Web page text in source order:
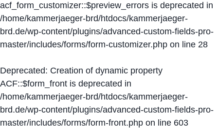
acf_form_customizer::$preview_errors is deprecated in
/home/kammerjaeger-brd/htdocs/kammerjaeger-
brd.de/wp-content/plugins/advanced-custom-fields-pro-
master/includes/forms/form-customizer.php on line 28
Deprecated: Creation of dynamic property
ACF::$form_front is deprecated in
/home/kammerjaeger-brd/htdocs/kammerjaeger-
brd.de/wp-content/plugins/advanced-custom-fields-pro-
master/includes/forms/form-front.php on line 603